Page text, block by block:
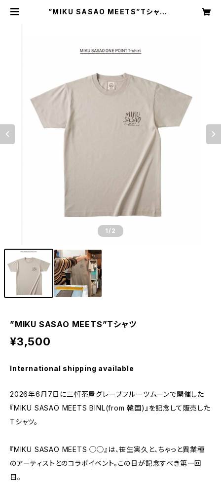
”MIKU SASAO MEETS”Tシャツ |
1/2
”MIKU SASAO MEETS”Tシャツ
¥3,500
International shipping available
2026年6月7日に三軒茶屋グレープフルーツムーンで開催した
『MIKU SASAO MEETS BINL(from 韓国)』を記念して販売した
Tシャツ。
『MIKU SASAO MEETS ◯◯』は、笹生実久と、ちゃっと異業種
のアーティストとのコラボイベント。この日が記念すべき第一回
目。